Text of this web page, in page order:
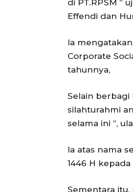
di PT.RPSM ”
Effendi dan
Ia
Corporate
tahunnya,
Selain
silahturahmi
selama ini ”,
Ia atas nama
1446 H
Sementara